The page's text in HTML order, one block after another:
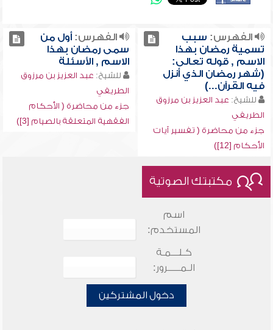
الفهرس: سبب
تسمية رمضان بهذا
الاسم , قوله تعالى:
(شهر رمضان الذي أنزل
فيه القرآن...)
للشيخ: عبد العزيز بن مرزوق
الطريفي
جزء من محاضرة ( تفسير آيات
الأحكام [12])
الفهرس:أول من
سمى رمضان بهذا
الاسم , الأسئلة
للشيخ: عبد العزيز بن مرزوق
الطريفي
جزء من محاضرة ( الأحكام
الفقهية المتعلقة بالصيام [3])
مكتبتك الصوتية
اسم
المستخدم:
كـلـــمـة
الـمـــــرور:
دخول المشتركين